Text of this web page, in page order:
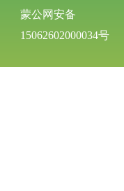
蒙公网安备
15062602000034号